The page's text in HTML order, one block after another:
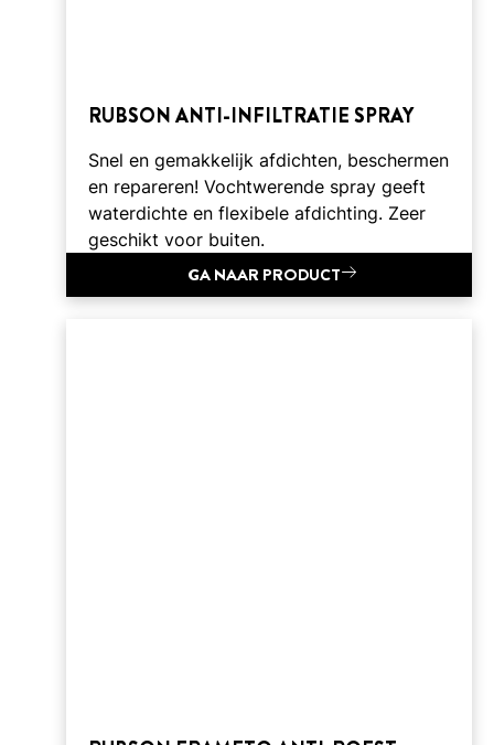
RUBSON ANTI-INFILTRATIE SPRAY
Snel en gemakkelijk afdichten, beschermen
en repareren! Vochtwerende spray geeft
waterdichte en flexibele afdichting. Zeer
geschikt voor buiten.
GA NAAR PRODUCT